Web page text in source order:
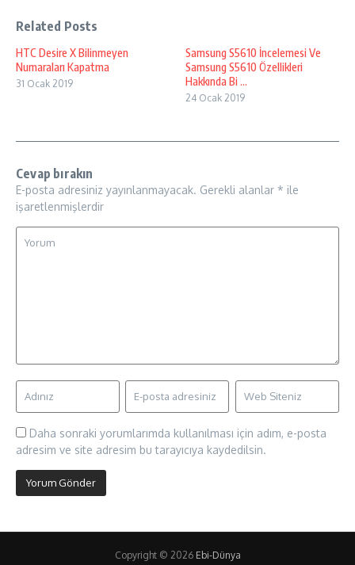
Related Posts
HTC Desire X Bilinmeyen
Numaraları Kapatma
31 Ocak 2019
Samsung S5610 İncelemesi Ve
Samsung S5610 Özellikleri
Hakkında Bi ...
24 Ocak 2019
Cevap bırakın
E-posta adresiniz yayınlanmayacak. Gerekli alanlar * ile
işaretlenmişlerdir
Daha sonraki yorumlarımda kullanılması için adım, e-posta
adresim ve site adresim bu tarayıcıya kaydedilsin.
Copyright © 2026 Ebi-Dünya